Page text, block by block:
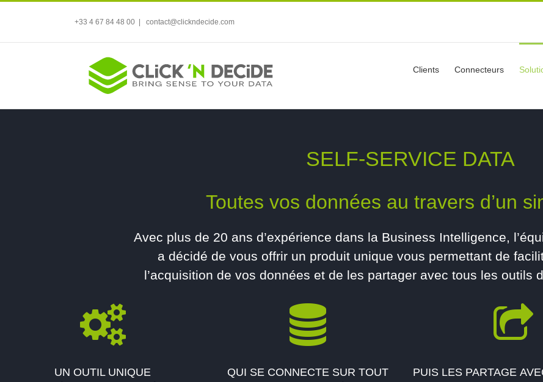
+33 4 67 84 48 00 contact@clickndecide.com
Clients Connecteurs
SELF-SERVICE DATA
Toutes vos données au travers d’un
Avec plus de 20 ans d’expérience dans la Business Intelligence,
a décidé de vous offrir un produit unique vous permettant de
l’acquisition de vos données et de les partager avec tous les outils
UN OUTIL UNIQUE
QUI SE CONNECTE SUR TOUT
PUIS LES PARTAGE